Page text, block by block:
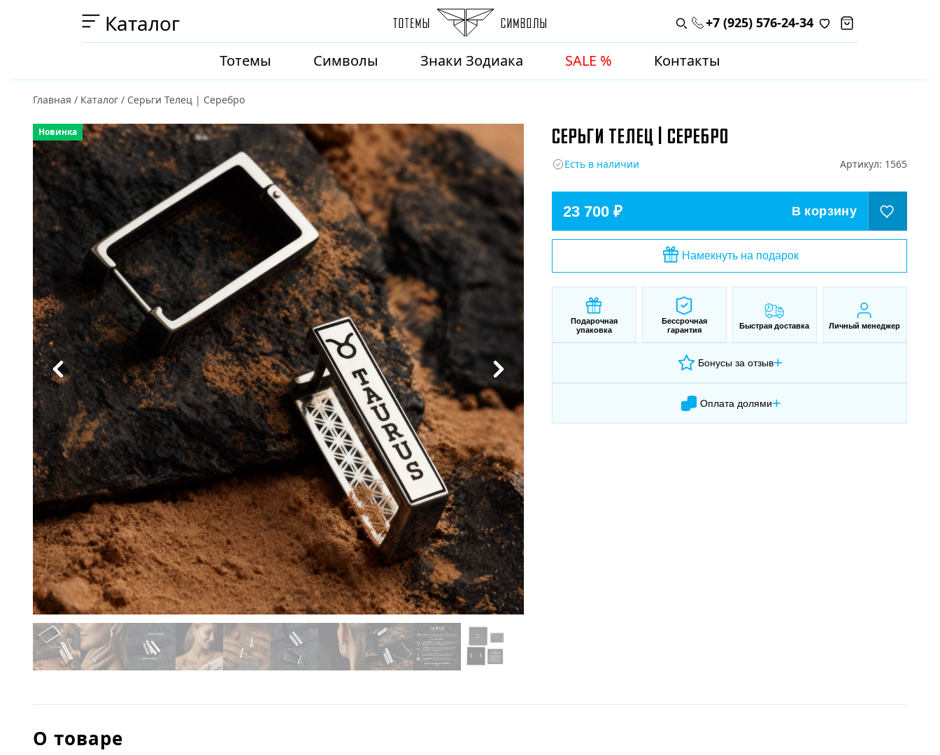
Каталог Поиск по каталогу
+7 (925) 576-24-34
Тотемы Символы Знаки Зодиака SALE % Контакты
Главная / Каталог / Серьги Телец | Серебро
Новинка СЕРЬГИ ТЕЛЕЦ | СЕРЕБРО
Есть в наличии Артикул: 1565
23 700 ₽ В корзину
Намекнуть на подарок
Подарочная
упаковка
Бессрочная
гарантия
Быстрая доставка Личный менеджер
Бонусы за отзыв+
Оплата долями+
О товаре